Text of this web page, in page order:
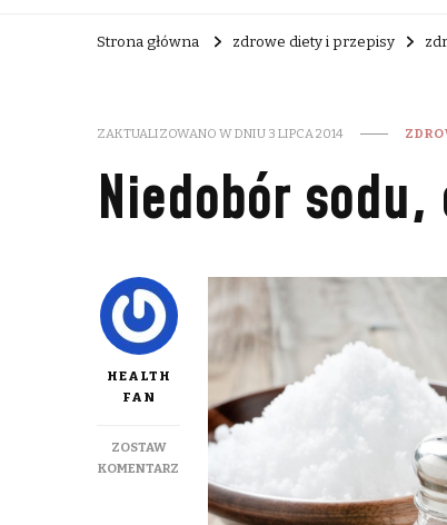
Strona główna zdrowe diety i przepisy
ZAKTUALIZOWANO W DNIU 3 LIPCA 2014
Niedobór
HEALTH
FAN
ZOSTAW
KOMENTARZ
NIEDOBÓR
SODU,